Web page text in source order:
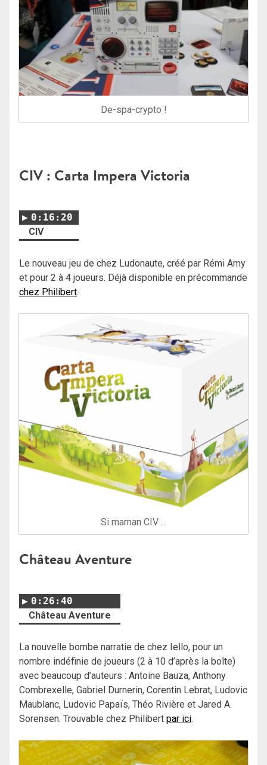
De-spa-crypto !
CIV : Carta Impera Victoria
0:16:20
CIV
Le nouveau jeu de chez Ludonaute, créé par Rémi Amy
et pour 2 à 4 joueurs. Déjà disponible en précommande
chez Philibert.
Si maman CIV …
Château Aventure
0:26:40
Château Aventure
La nouvelle bombe narratie de chez Iello, pour un
nombre indéfinie de joueurs (2 à 10 d’après la boîte)
avec beaucoup d’auteurs : Antoine Bauza, Anthony
Combrexelle, Gabriel Durnerin, Corentin Lebrat, Ludovic
Maublanc, Ludovic Papaïs, Théo Rivière et Jared A.
Sorensen. Trouvable chez Philibert par ici.